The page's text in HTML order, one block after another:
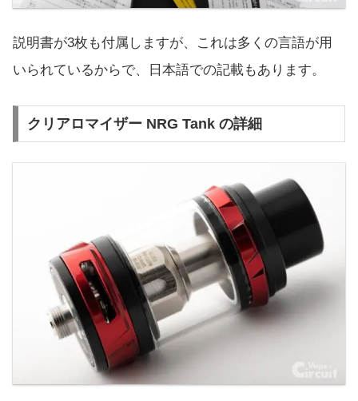
説明書が3枚も付属しますが、これは多くの言語が用
いられているからで、日本語での記載もあります。
クリアロマイザー NRG Tank の詳細